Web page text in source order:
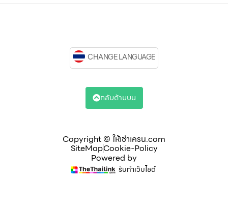
Copyright © ให้เช่าเครน.com
SiteMapCookie-Policy
Powered by
รับทำเว็บไซต์
CHANGE LANGUAGE
กลับด้านบน